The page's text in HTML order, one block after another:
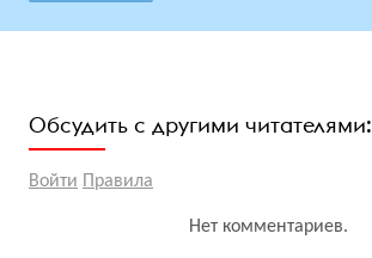
Обсудить с другими читателями:
Войти Правила
Нет комментариев.